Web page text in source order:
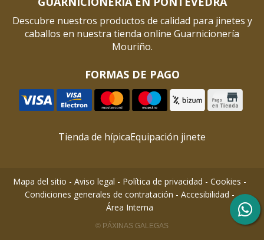
Descubre nuestros productos de calidad para jinetes y
caballos en nuestra tienda online Guarnicionería
Mouriño.
FORMAS DE PAGO
Tienda de hípicaEquipación jinete
Mapa del sitio - Aviso legal - Política de privacidad - Cookies -
Condiciones generales de contratación - Accesibilidad -
Área Interna
© PÁXINAS GALEGAS